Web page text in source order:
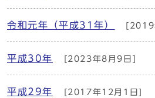
令和元年（平成31年） [2019
平成30年 [2023年8月9日]
平成29年 [2017年12月1日]